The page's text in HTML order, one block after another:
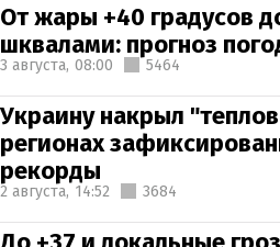
От жары +40 градусов
шквалами: прогноз
3 августа, 08:00 5464
Украину накрыл
регионах
рекорды
2 августа, 14:52 3684